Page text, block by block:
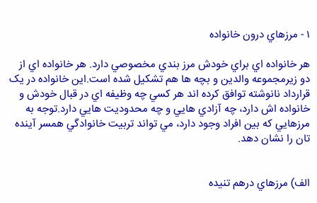
۱ - مرزهاي درون خانواده
هر خانواده اي براي خودش مرز بندي مخصوصي دارد. هر خانواده اي از
دو زيرمجموعه والدين و بچه ها هم تشکيل شده است.اين خانواده در يک
قرارداد نانوشته توافق کرده اند هر کسي چه وظيفه اي در قبال خودش و
خانواده اش دارد، چه آزادي هايي و چه محدوديت هايي دارد.توجه به
مرزهايي که بين افراد وجود دارد، مي تواند تربيت خانوادگي همسر آينده
تان را نشان دهد.
الف) مرزهاي درهم تنيده